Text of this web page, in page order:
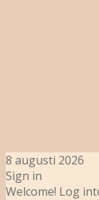
8 augusti 2026
Sign in
Welcome! Log